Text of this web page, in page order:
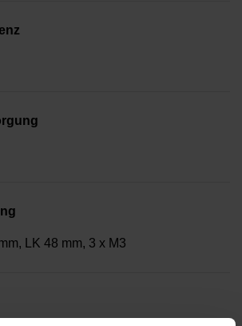
LK 48 mm, 3 x M3